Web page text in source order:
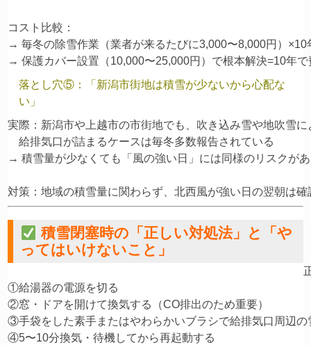
コスト比較：
→ 毎冬の除雪作業（業者が来るたびに3,000〜8,000円）×10
落とし穴⑤：「新潟市街地は積雪が少ないから心配な
い」
実際：新潟市や上越市の市街地でも、吹き込み雪や地吹雪に
    給排気口が詰まるケースは毎冬多数報告されている
→ 積雪量が少なくても「風の強い日」には同様のリスクが
積雪閉塞時の「正しい対処法」と「や
ってはいけないこと」
①給湯器の電源を切る
②窓・ドアを開けて換気する（CO排出のため重要）
③手袋をした素手またはやわらかいブラシで給排気口周辺の
④5〜10分換気・待機してから再起動する